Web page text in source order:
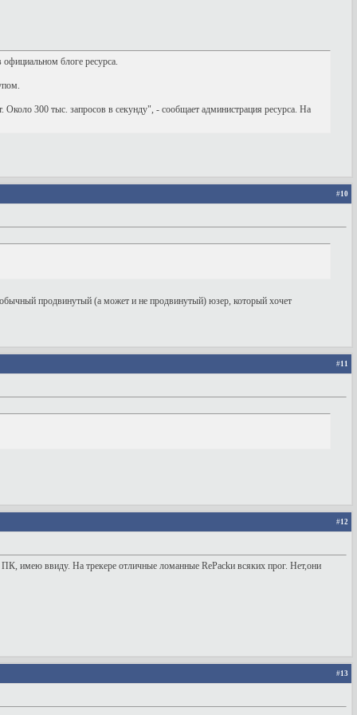
блоге ресурса.
300 тыс. запросов в секунду", - сообщает администрация ресурса. На
#10
продвинутый (а может и не продвинутый) юзер, который хочет
#11
#12
имею ввиду. На трекере отличные ломанные RePackи всяких прог. Нет,они
#13